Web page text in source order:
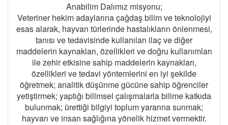
Anabilim Dalımız misyonu;
Veteriner hekim adaylarına çağdaş bilim ve teknolojiyi
esas alarak, hayvan türlerinde hastalıkların önlenmesi,
tanısı ve tedavisinde kullanılan ilaç ve diğer
maddelerin kaynakları, özellikleri ve doğru kullanımları
ile zehir etkisine sahip maddelerin kaynakları,
özellikleri ve tedavi yöntemlerini en iyi şekilde
öğretmek; analitik düşünme gücüne sahip öğrenciler
yetiştirmek; yaptığı bilimsel çalışmalarla bilime katkıda
bulunmak; ürettiği bilgiyi toplum yararına sunmak;
hayvan ve insan sağlığına yönelik hizmet vermektir.